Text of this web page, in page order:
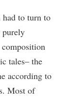
had to turn to
tales– the
according to
Most of